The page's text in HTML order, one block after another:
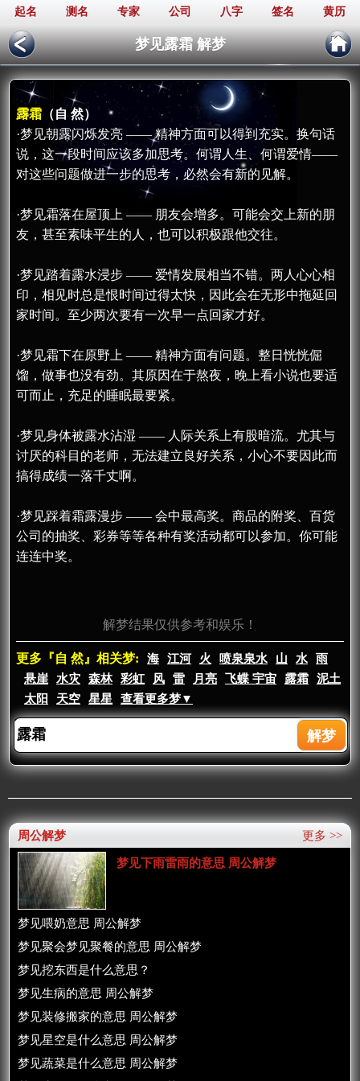
起名 测名 专家 公司 八字 签名 黄历
梦见露霜 解梦
露霜 （自 然）
·梦见朝露闪烁发亮 —— 精神方面可以得到充实。换句话
说，这一段时间应该多加思考。何谓人生、何谓爱情——
对这些问题做进一步的思考，必然会有新的见解。
·梦见霜落在屋顶上 —— 朋友会增多。可能会交上新的朋
友，甚至素味平生的人，也可以积极跟他交往。
·梦见踏着露水浸步 —— 爱情发展相当不错。两人心心相
印，相见时总是恨时间过得太快，因此会在无形中拖延回
家时间。至少两次要有一次早一点回家才好。
·梦见霜下在原野上 —— 精神方面有问题。整日恍恍倔
馏，做事也没有劲。其原因在于熬夜，晚上看小说也要适
可而止，充足的睡眠最要紧。
·梦见身体被露水沾湿 —— 人际关系上有股暗流。尤其与
讨厌的科目的老师，无法建立良好关系，小心不要因此而
搞得成绩一落千丈啊。
·梦见踩着霜露漫步 —— 会中最高奖。商品的附奖、百货
公司的抽奖、彩券等等各种有奖活动都可以参加。你可能
连连中奖。
解梦结果仅供参考和娱乐！
更多『自 然』相关梦: 海 江河 火 喷泉泉水 山 水
雨
悬崖
水灾 森林 彩虹 风 雷 月亮 飞蝶 宇宙 露霜
泥土
太阳
天空 星星 查看更多梦▼
更多 >>
周公解梦
梦见下雨雷雨的意思 周公解梦
梦见喂奶意思 周公解梦
梦见聚会梦见聚餐的意思 周公解梦
梦见挖东西是什么意思？
梦见生病的意思 周公解梦
梦见装修搬家的意思 周公解梦
梦见星空是什么意思 周公解梦
梦见蔬菜是什么意思 周公解梦